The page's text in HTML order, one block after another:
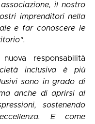
il nostro
imprenditori nella
e far conoscere le
responsabilità
inclusiva è più
sono in grado di
anche di aprirsi al
sostenendo
E come